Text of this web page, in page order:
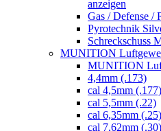
anzeigen
Gas / Defense /
Pyrotechnik
Schreckschuss
MUNITION
MUNITION
4,4mm (.173)
cal 4,5mm (.177)
cal 5,5mm (.22)
cal 6,35mm (.25)
cal 7,62mm (.30)